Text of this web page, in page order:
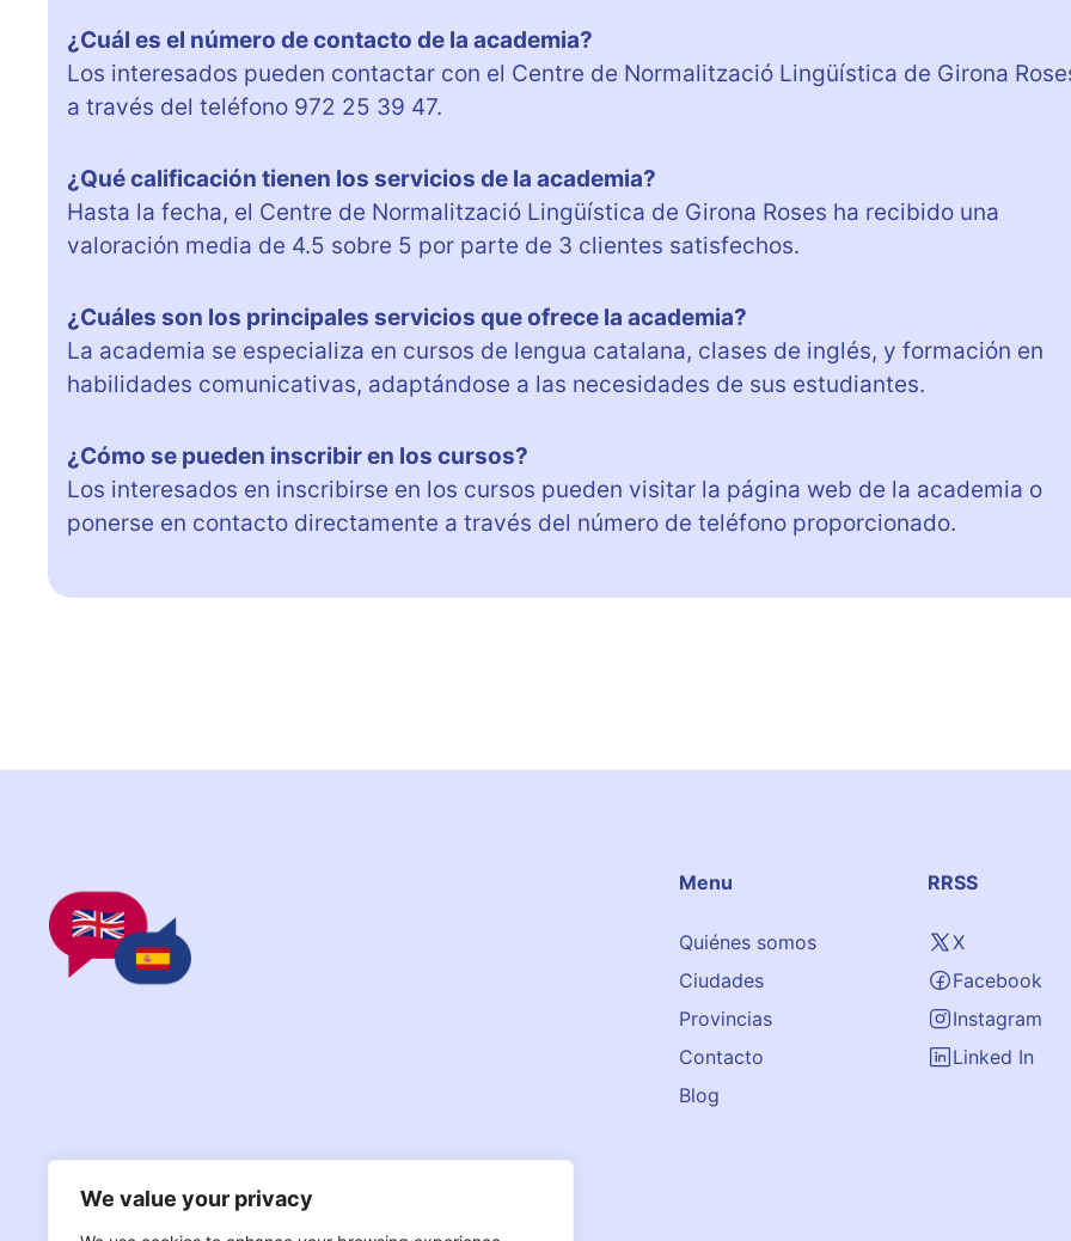
We value your privacy
¿Cuál es el número de contacto de la academia?
Los interesados pueden contactar con el Centre de Normalització Lingüística de Girona
a través del teléfono 972 25 39 47.
¿Qué calificación tienen los servicios de la academia?
Hasta la fecha, el Centre de Normalització Lingüística de Girona Roses ha recibido una
valoración media de 4.5 sobre 5 por parte de 3 clientes satisfechos.
¿Cuáles son los principales servicios que ofrece la academia?
La academia se especializa en cursos de lengua catalana, clases de inglés, y formación en
habilidades comunicativas, adaptándose a las necesidades de sus estudiantes.
¿Cómo se pueden inscribir en los cursos?
Los interesados en inscribirse en los cursos pueden visitar la página web de la academia o
ponerse en contacto directamente a través del número de teléfono proporcionado.
Menu
Quiénes somos
Ciudades
Provincias
Contacto
Blog
RRSS
X
Facebook
Instagram
Linked In